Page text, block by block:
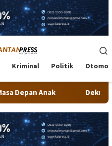
Kriminal Politik
Dekranasda Tarakan